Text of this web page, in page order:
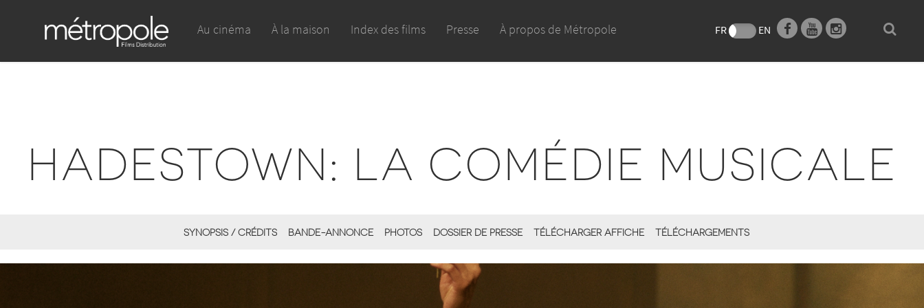
Au cinéma À la maison Index des films Presse À propos de Métropole FR EN
HADESTOWN: LA COMÉDIE MUSICALE
SYNOPSIS / CRÉDITS BANDE-ANNONCE PHOTOS DOSSIER DE PRESSE TÉLÉCHARGER AFFICHE TÉLÉCHARGEMENTS